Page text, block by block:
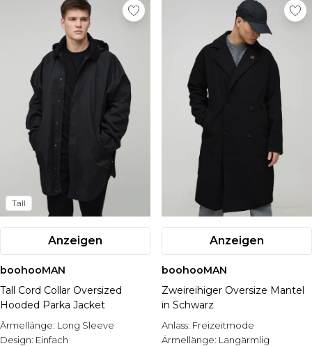
Tall
Anzeigen
boohooMAN
Tall Cord Collar Oversized
Hooded Parka Jacket
Ärmellänge: Long Sleeve
Design: Einfach
Anzeigen
boohooMAN
Zweireihiger Oversize Mantel
in Schwarz
Anlass: Freizeitmode
Ärmellänge: Langärmlig